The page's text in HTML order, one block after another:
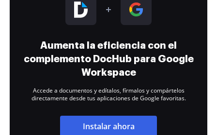
Aumenta la eficiencia con el
complemento DocHub para Google
Workspace
Accede a documentos y edítalos, fírmalos y compártelos
directamente desde tus aplicaciones de Google favoritas.
Instalar ahora